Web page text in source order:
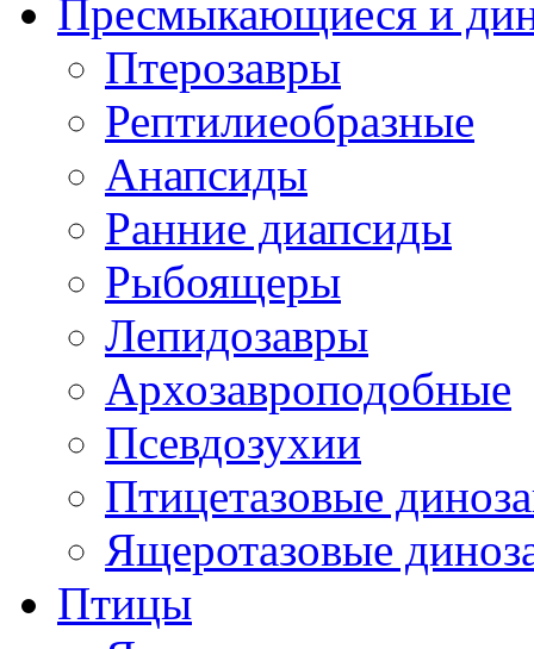
Пресмыкающиеся и
Птерозавры
Рептилиеобразные
Анапсиды
Ранние диапсиды
Рыбоящеры
Лепидозавры
Архозавроподобные
Псевдозухии
Птицетазовые
Ящеротазовые
Птицы